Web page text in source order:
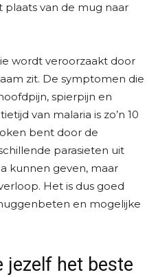
plaats van de mug naar
wordt veroorzaakt door
zit. De symptomen die
spierpijn en
van malaria is zo’n 10
bent door de
parasieten uit
kunnen geven, maar
Het is dus goed
en mogelijke
jezelf het beste